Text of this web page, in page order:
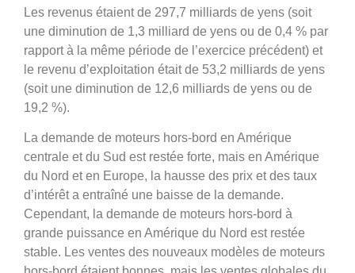
Les revenus étaient de 297,7 milliards de yens (soit
une diminution de 1,3 milliard de yens ou de 0,4 % par
rapport à la même période de l’exercice précédent) et
le revenu d’exploitation était de 53,2 milliards de yens
(soit une diminution de 12,6 milliards de yens ou de
19,2 %).
La demande de moteurs hors-bord en Amérique
centrale et du Sud est restée forte, mais en Amérique
du Nord et en Europe, la hausse des prix et des taux
d’intérêt a entraîné une baisse de la demande.
Cependant, la demande de moteurs hors-bord à
grande puissance en Amérique du Nord est restée
stable. Les ventes des nouveaux modèles de moteurs